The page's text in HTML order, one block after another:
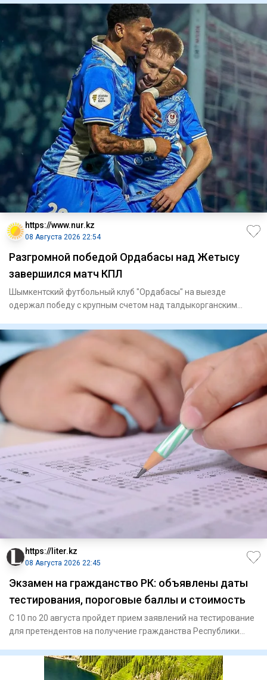
https://www.nur.kz
08 Августа 2026 22:54
Разгромной победой Ордабасы над Жетысу
завершился матч КПЛ
Шымкентский футбольный клуб "Ордабасы" на выезде
одержал победу с крупным счетом над талдыкорганским
https://liter.kz
08 Августа 2026 22:45
Экзамен на гражданство РК: объявлены даты
тестирования, пороговые баллы и стоимость
С 10 по 20 августа пройдет прием заявлений на тестирование
для претендентов на получение гражданства Республики